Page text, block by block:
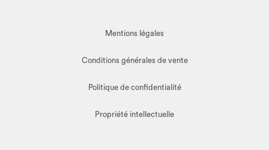
Mentions légales
Conditions générales de vente
Politique de confidentialité
Propriété intellectuelle